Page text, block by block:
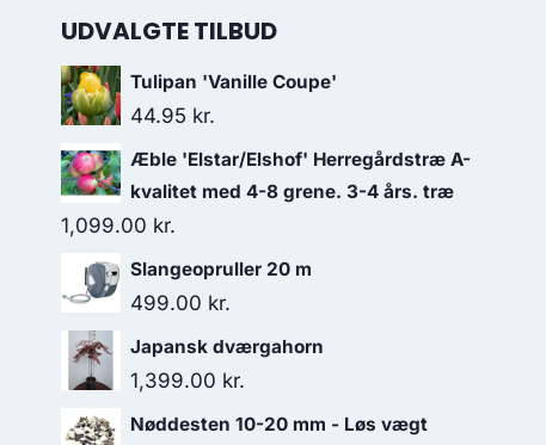
UDVALGTE TILBUD
Tulipan 'Vanille Coupe'
44.95 kr.
Æble 'Elstar/Elshof' Herregårdstræ A-
kvalitet med 4-8 grene. 3-4 års. træ
1,099.00 kr.
Slangeopruller 20 m
499.00 kr.
Japansk dværgahorn
1,399.00 kr.
Nøddesten 10-20 mm - Løs vægt